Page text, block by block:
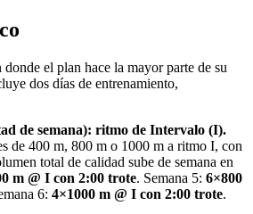
el plan hace la mayor parte de su
dos días de entrenamiento,
de semana): ritmo de Intervalo (I).
de 400 m, 800 m o 1000 m a ritmo I, con
total de calidad sube de semana en
m @ I con 2:00 trote. Semana 5: 6×800
6: 4×1000 m @ I con 2:00 trote.